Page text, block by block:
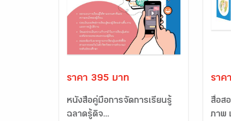
ราคา 395 บาท
หนังสือคู่มือการจัดการเรียนรู้
ฉลาดรู้ดิจ...
ราค
สื่อส
ภาพ